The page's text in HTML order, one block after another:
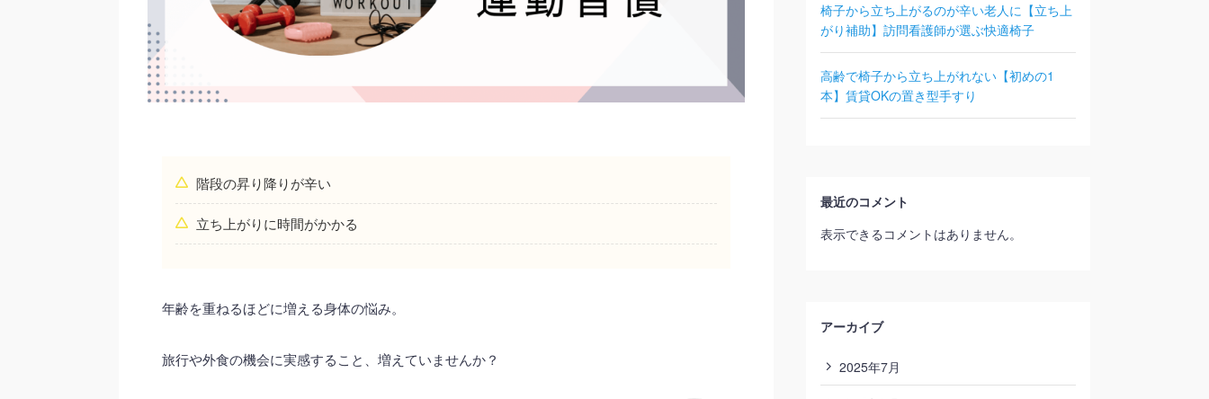
階段の昇り降りが辛い
立ち上がりに時間がかかる
年齢を重ねるほどに増える身体の悩み。
旅行や外食の機会に実感すること、増えていませんか？
椅子から立ち上がるのが辛い老人に【立ち上
がり補助】訪問看護師が選ぶ快適椅子
高齢で椅子から立ち上がれない【初めの1
本】賃貸OKの置き型手すり
最近のコメント
表示できるコメントはありません。
アーカイブ
2025年7月